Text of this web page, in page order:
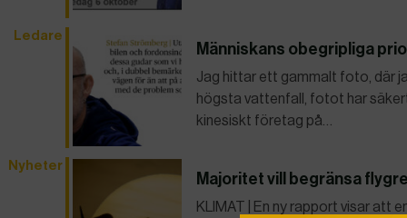
Ledare
Människans obegripliga
Jag hittar ett gammalt foto, där
högsta vattenfall, fotot har
kinesiskt företag på…
Nyheter
Majoritet vill begränsa
KLIMAT | En ny rapport visar att